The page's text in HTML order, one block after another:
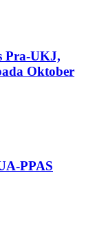
Pra-UKJ,
Oktober
PPAS